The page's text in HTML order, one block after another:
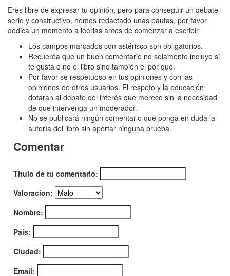
5.
El
laberinto
mágico
Eres libre de expresar tu opinión, pero para conseguir un debate
serio y constructivo, hemos redactado unas pautas, por favor
dedica un momento a leerlas antes de comenzar a escribir
Los campos marcados con astérisco son obligatorios.
Recuerda que un buen comentario no solamente incluye si
te gusta o no el libro sino también el por qué.
Por favor se respetuoso en tus opiniones y con las
opiniones de otros usuarios. El respeto y la educación
dotaran al debate del interés que merece sin la necesidad
de que intervenga un moderador.
No se publicará ningún comentario que ponga en duda la
autoría del libro sin aportar ninguna prueba.
Comentar
Título de tu comentario:
Valoracion:
Nombre:
Pais:
Ciudad:
Email: